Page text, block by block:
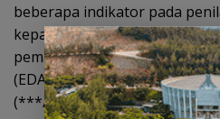
beberapa indikator pada
kepatuhan pendaftaran
pemanfaatan aplikasi
(EDABU) serta kontribusi
(***/ara)